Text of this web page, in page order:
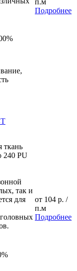
Подробнее
ткань
240 PU
так и
для
от 104 р. /
п.м
Подробнее